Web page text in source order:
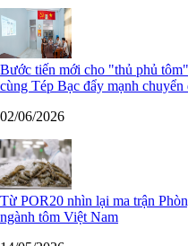
Bước tiến mới cho "thủ phủ
cùng Tép Bạc đẩy mạnh chuyển
02/06/2026
Từ POR20 nhìn lại ma trận
ngành tôm Việt Nam